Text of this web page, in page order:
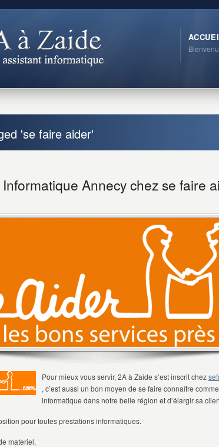
'se faire aider'
Annecy chez se faire
Pour mieux vous servir, 2A à Zaide s’est inscrit chez
, c’est aussi un bon moyen de se faire connaître
informatique dans notre belle région et d’élargir sa
pour toutes prestations informatiques.
materiel,